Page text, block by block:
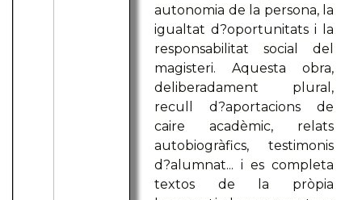
autonomia de la persona, la
igualtat d?oportunitats i la
responsabilitat social del
magisteri. Aquesta obra,
deliberadament plural,
recull d?aportacions de
caire acadèmic, relats
autobiogràfics, testimonis
d?alumnat... i es completa
textos de la pròpia